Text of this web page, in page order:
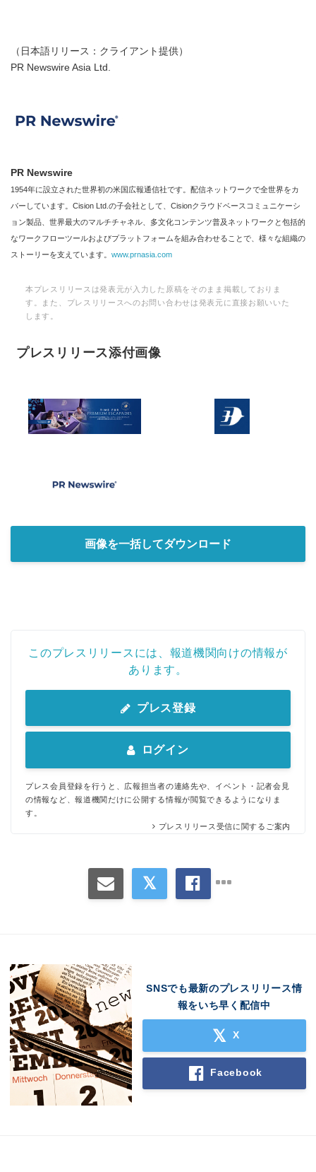
（日本語リリース：クライアント提供）
PR Newswire Asia Ltd.
PR Newswire
1954年に設立された世界初の米国広報通信社です。配信ネットワークで全世界をカ
バーしています。Cision Ltd.の子会社として、Cisionクラウドベースコミュニケーシ
ョン製品、世界最大のマルチチャネル、多文化コンテンツ普及ネットワークと包括的
なワークフローツールおよびプラットフォームを組み合わせることで、様々な組織の
ストーリーを支えています。 www.prnasia.com
本プレスリリースは発表元が入力した原稿をそのまま掲載しておりま
す。また、プレスリリースへのお問い合わせは発表元に直接お願いいた
します。
プレスリリース添付画像
画像を一括してダウンロード
このプレスリリースには、報道機関向けの情報が
あります。
プレス登録
ログイン
プレス会員登録を行うと、広報担当者の連絡先や、イベント・記者会見
の情報など、報道機関だけに公開する情報が閲覧できるようになりま
す。
プレスリリース受信に関するご案内
SNSでも最新のプレスリリース情
報をいち早く配信中
X
Facebook